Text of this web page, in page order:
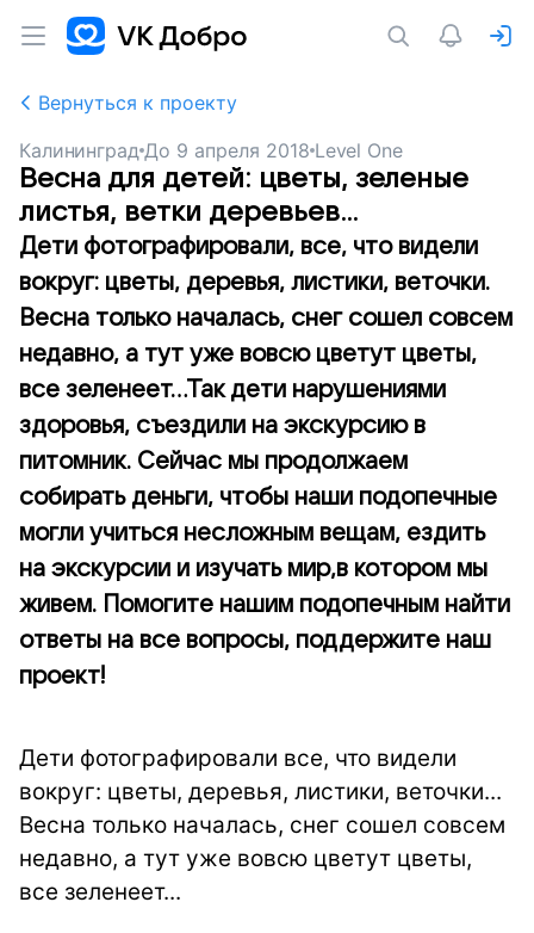
Вернуться к проекту
Калининград До 9 апреля 2018 Level One
Весна для детей: цветы, зеленые
листья, ветки деревьев...
Дети фотографировали, все, что видели
вокруг: цветы, деревья, листики, веточки.
Весна только началась, снег сошел совсем
недавно, а тут уже вовсю цветут цветы,
все зеленеет...Так дети нарушениями
здоровья, съездили на экскурсию в
питомник. Сейчас мы продолжаем
собирать деньги, чтобы наши подопечные
могли учиться несложным вещам, ездить
на экскурсии и изучать мир,в котором мы
живем. Помогите нашим подопечным найти
ответы на все вопросы, поддержите наш
проект!
Дети фотографировали все, что видели
вокруг: цветы, деревья, листики, веточки...
Весна только началась, снег сошел совсем
недавно, а тут уже вовсю цветут цветы,
все зеленеет...